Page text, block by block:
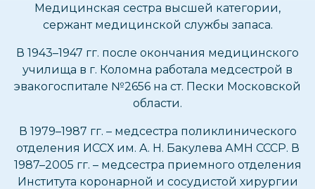
Медицинская сестра высшей категории,
сержант медицинской службы запаса.
В 1943–1947 гг. после окончания медицинского
училища в г. Коломна работала медсестрой в
эвакогоспитале №2656 на ст. Пески Московской
области.
В 1979–1987 гг. – медсестра поликлинического
отделения ИССХ им. А. Н. Бакулева АМН СССР. В
1987–2005 гг. – медсестра приемного отделения
Института коронарной и сосудистой хирургии